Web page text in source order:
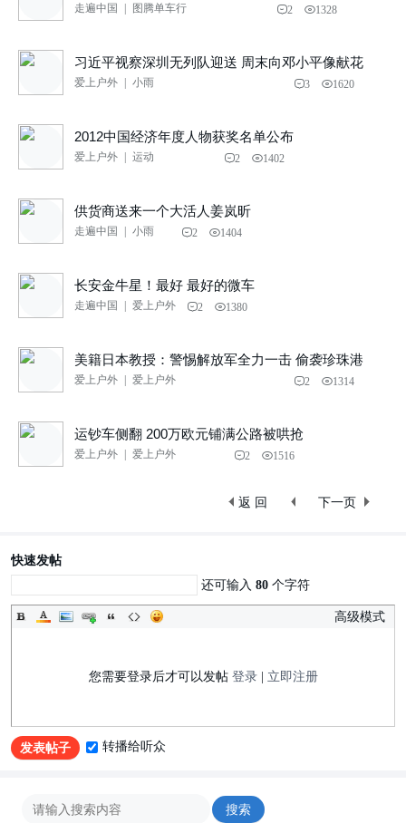
走遍中国 | 图腾单车行 2 1328
习近平视察深圳无列队迎送 周末向邓小平像献花
爱上户外 | 小雨 3 1620
2012中国经济年度人物获奖名单公布
爱上户外 | 运动 2 1402
供货商送来一个大活人姜岚昕
走遍中国 | 小雨 2 1404
长安金牛星！最好 最好的微车
走遍中国 | 爱上户外 2 1380
美籍日本教授：警惕解放军全力一击 偷袭珍珠港
爱上户外 | 爱上户外 2 1314
运钞车侧翻 200万欧元铺满公路被哄抢
爱上户外 | 爱上户外 2 1516
下一页
返 回
快速发帖
还可输入 80 个字符
高级模式
您需要登录后才可以发帖 登录| 立即注册
发表帖子 转播给听众
搜索